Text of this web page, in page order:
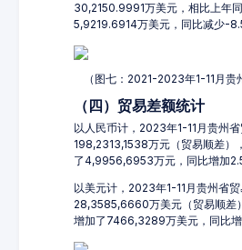
30,2150.9991万美元，相比上年
5,9219.6914万美元，同比减少-
（图七：2021-2023年1-11月贵
（四）贸易差额统计
以人民币计，2023年1-11月贵州
198,2313,1538万元（贸易顺差）
了4,9956,6953万元，同比增加
以美元计，2023年1-11月贵州省
28,3585,6660万美元（贸易顺差
增加了7466,3289万美元，同比增